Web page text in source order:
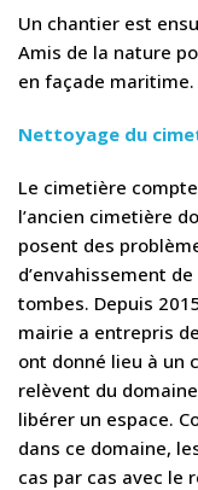
Un chantier est
Amis de la nature
en façade maritime.
Nettoyage du
Le cimetière
l’ancien cimetière
posent des
d’envahissement
tombes. Depuis
mairie a entrepris
ont donné lieu à un
relèvent du
libérer un espace.
dans ce domaine,
cas par cas avec le